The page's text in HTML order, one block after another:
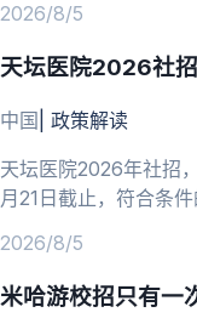
2026/8/5
天坛医院2026社
中国 政策解读
天坛医院2026年社招
月21日截止，符合条
2026/8/5
米哈游校招只有一